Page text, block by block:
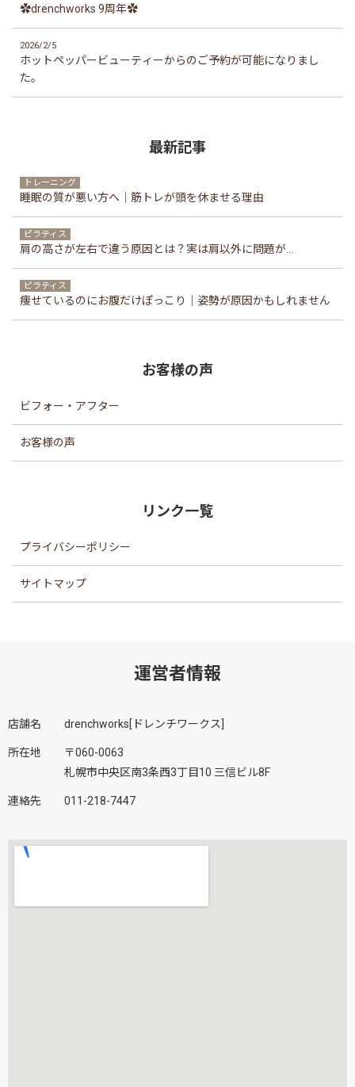
✿drenchworks 9周年✿
2026/2/5
ホットペッパービューティーからのご予約が可能になりまし
た。
最新記事
トレーニング
睡眠の質が悪い方へ｜筋トレが頭を休ませる理由
ピラティス
肩の高さが左右で違う原因とは？実は肩以外に問題が...
ピラティス
痩せているのにお腹だけぽっこり｜姿勢が原因かもしれません
お客様の声
ビフォー・アフター
お客様の声
リンク一覧
プライバシーポリシー
サイトマップ
運営者情報
店舗名 drenchworks[ドレンチワークス]
所在地
〒060-0063
札幌市中央区南3条西3丁目10 三信ビル8F
連絡先 011-218-7447